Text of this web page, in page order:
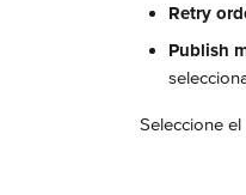
Retry
Publish
Seleccione